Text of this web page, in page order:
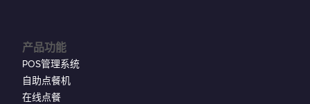
产品功能
POS管理系统
自助点餐机
在线点餐